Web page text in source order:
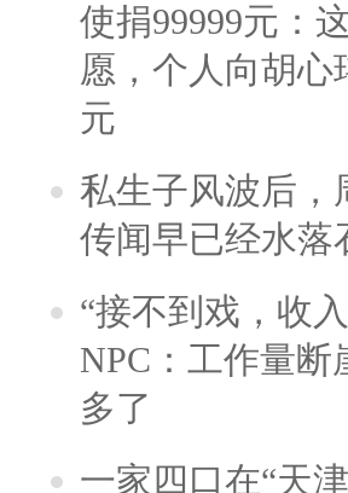
使捐99999元：
愿，个人向胡心
元
私生子风波后，
传闻早已经水落
“接不到戏，收
NPC：工作量
多了
一家四口在“天